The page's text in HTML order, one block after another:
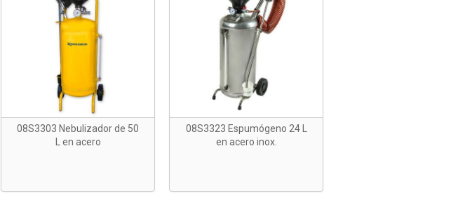
08S3303 Nebulizador de 50
L en acero
08S3323 Espumógeno 24 L
en acero inox.